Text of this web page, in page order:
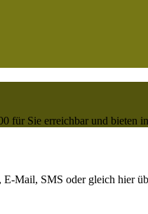
für Sie erreichbar und bieten
Mail, SMS oder gleich hier